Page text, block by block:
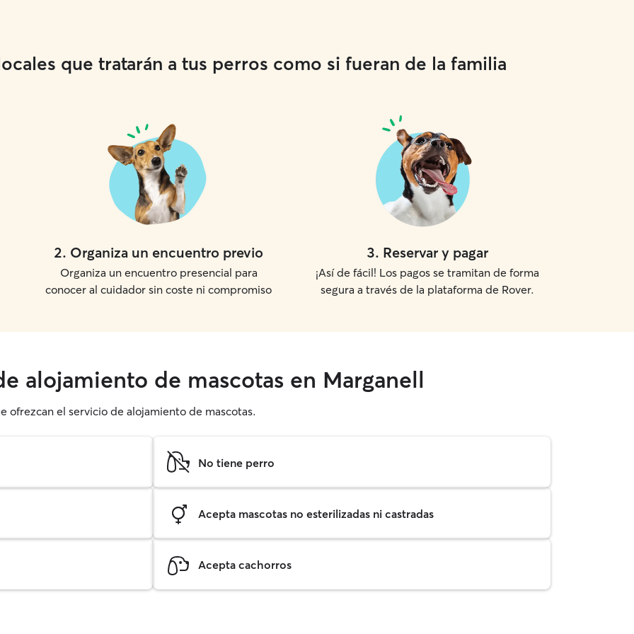
que tratarán a tus perros como si fueran de la familia
2. Organiza un encuentro previo
Organiza un encuentro presencial para
conocer al cuidador sin coste ni compromiso
3. Reservar y pagar
¡Así de fácil! Los pagos se tramitan de forma
segura a través de la plataforma de Rover.
alojamiento de mascotas en Marganell
ofrezcan el servicio de alojamiento de mascotas.
No tiene perro
Acepta mascotas no esterilizadas ni castradas
Acepta cachorros